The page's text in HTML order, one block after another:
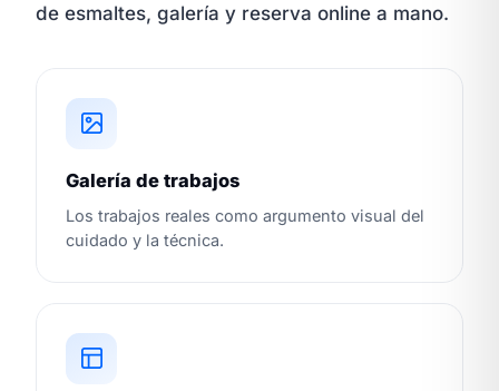
de esmaltes, galería y reserva online a mano.
Galería de trabajos
Los trabajos reales como argumento visual del
cuidado y la técnica.